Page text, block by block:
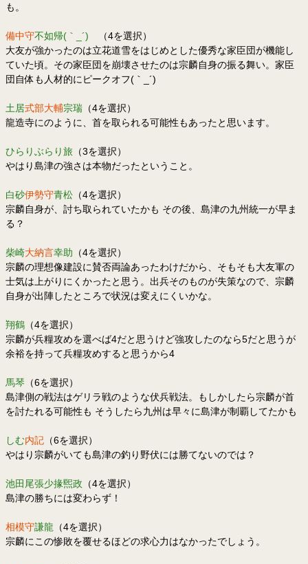
も。
備中守不如帰(｀_´)ゞ
（4を選択）
大友が強かったのは立花道雪をはじめとした優秀な家臣団が機能し
ていた頃。その家臣団を崩壊させたのは宗麟自身の振る舞い。家臣
団自体も人材的にピークオフ(｀_´)ゞ
土居式部大輔宗瑞 （4を選択）
龍造寺にのように、首を取られる可能性もあったと思います。
ひらりぶらり旅 （3を選択）
やはり島津の強さは本物だったということ。
白砂伊勢守青松 （4を選択）
宗麟自身が、討ち取られていたかも その後、島津の九州統一が早ま
る？
柴崎大納言幸助 （4を選択）
宗麟の理想像建設に賛否両論あったわけだから、そもそも大友軍の
士気は上がりにくかったと思う。出兵そのものが失策なので、宗麟
自身が出陣したところで状況は変えにくいかな。
翔鶴 （4を選択）
宗麟が兵糧攻めを選べば4だと思うけど強攻したのなら5だと思うが
余裕を持って兵糧攻めすると思うから4
馬琴 （6を選択）
島津側の戦法はゲリラ戦のような伏兵戦法。もしかしたら宗麟が首
を討たれる可能性も そうしたら九州は早々に島津が制覇してたかも
しむ内記 （6を選択）
やはり宗麟がいても島津の釣り野伏には勝てないのでは？
池田尾張少掾煕政 （4を選択）
島津の勝ちには変わらず！
相模守謙龍 （4を選択）
宗麟にこの惨敗を覆せるほどの求心力はなかったでしょう。